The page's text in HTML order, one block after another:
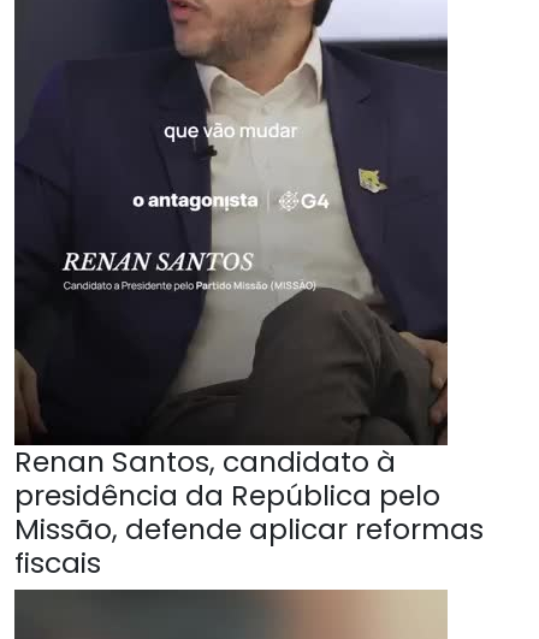
Renan Santos, candidato à
presidência da República pelo
Missão, defende aplicar reformas
fiscais